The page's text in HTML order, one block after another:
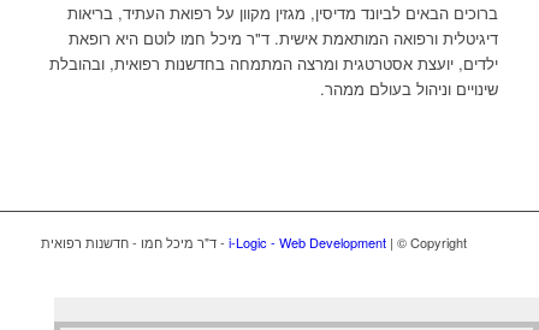
ברוכים הבאים לביונד מדיסין, מגזין מקוון על רפואת העתיד, בריאות
דיגיטלית ורפואה המותאמת אישית. ד"ר מיכל חמו לוטם היא רופאת
ילדים, יועצת אסטרטגית ומרצה המתמחה בחדשנות רפואית, ובהובלת
שינויים וניהול בעולם ממהר.
i-Logic - Web Development | © Copyright - ד"ר מיכל חמו - חדשנות רפואית